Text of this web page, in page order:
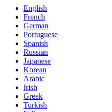
German
Portuguese
Spanish
Russian
Japanese
Korean
Arabic
Irish
Greek
Turkish
Italian
Danish